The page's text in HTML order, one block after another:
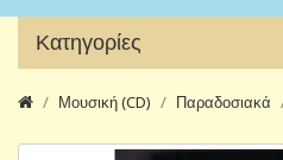
Κατηγορίες
Μουσική (CD) Παραδοσιακά